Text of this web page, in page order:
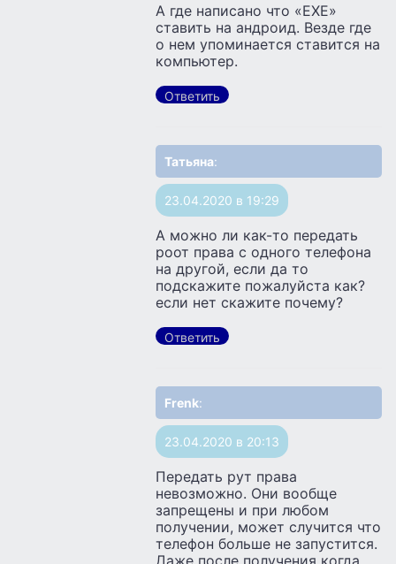
А где написано что «ЕХЕ»
ставить на андроид. Везде где
о нем упоминается ставится на
компьютер.
Ответить
Татьяна:
23.04.2020 в 19:29
А можно ли как-то передать
роот права с одного телефона
на другой, если да то
подскажите пожалуйста как?
если нет скажите почему?
Ответить
Frenk:
23.04.2020 в 20:13
Передать рут права
невозможно. Они вообще
запрещены и при любом
получении, может случится что
телефон больше не запустится.
Даже после получения когда